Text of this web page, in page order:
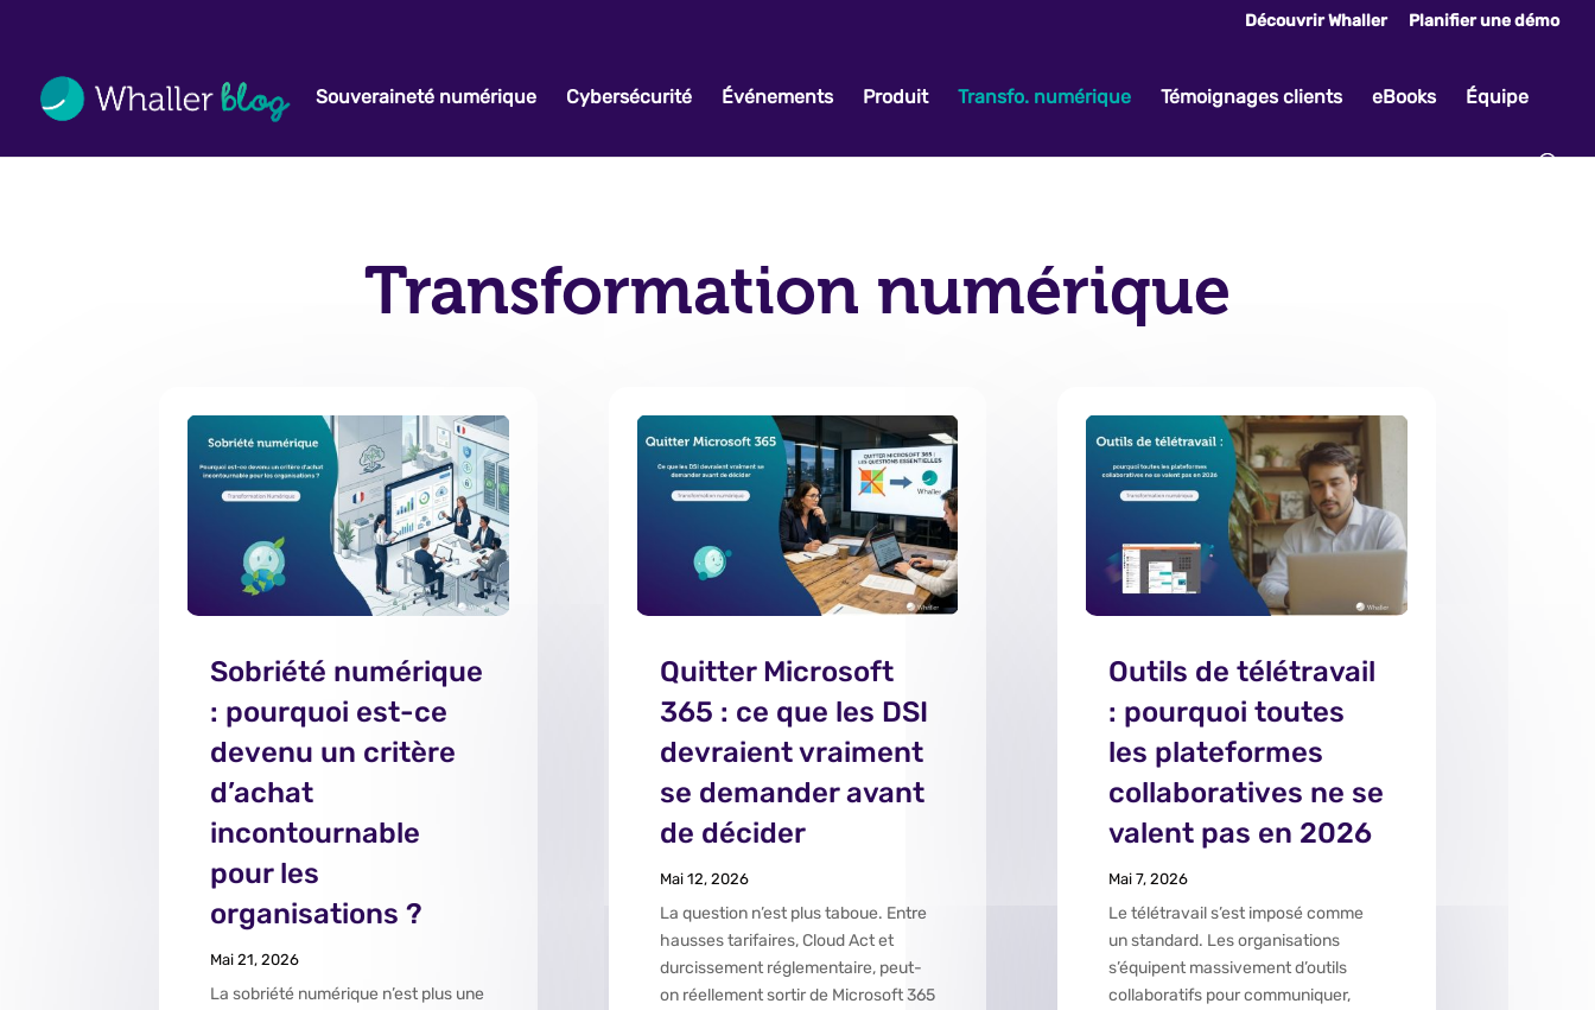
Découvrir Whaller Planifier une démo
Souveraineté numérique Cybersécurité Événements Produit Transfo. numérique Témoignages clients eBooks Équipe
Transformation numérique
Sobriété numérique
: pourquoi est-ce
devenu un critère
d’achat
incontournable
pour les
organisations ?
Mai 21, 2026
La sobriété numérique n’est plus une
Quitter Microsoft
365 : ce que les DSI
devraient vraiment
se demander avant
de décider
Mai 12, 2026
La question n’est plus taboue. Entre
hausses tarifaires, Cloud Act et
durcissement réglementaire, peut-
on réellement sortir de Microsoft 365
Outils de télétravail
: pourquoi toutes
les plateformes
collaboratives ne se
valent pas en 2026
Mai 7, 2026
Le télétravail s’est imposé comme
un standard. Les organisations
s’équipent massivement d’outils
collaboratifs pour communiquer,